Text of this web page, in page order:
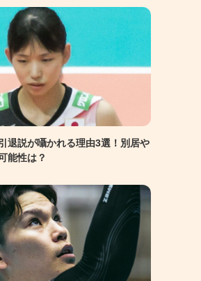
退説が囁かれる理由3選！別居や
能性は？